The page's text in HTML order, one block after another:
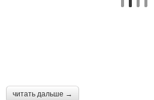
Образа для женщины
читать дальше →